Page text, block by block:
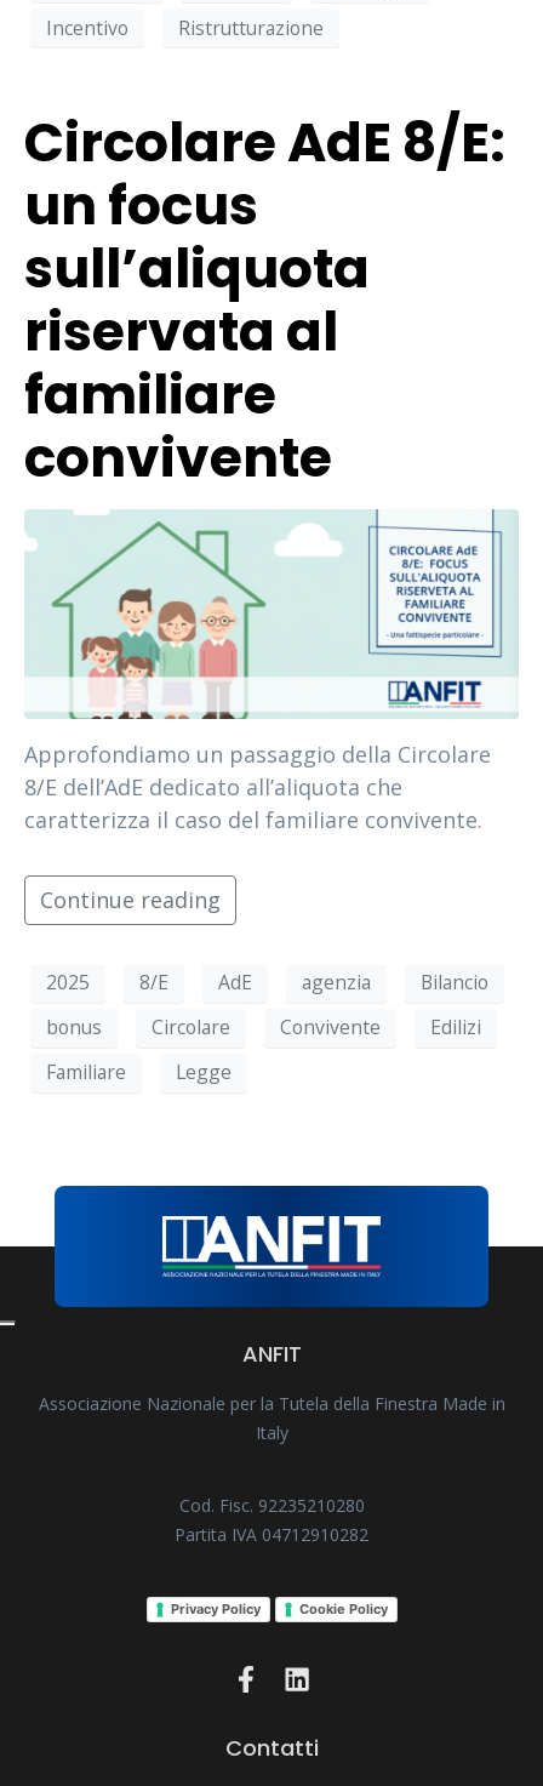
Incentivo
Ristrutturazione
Circolare AdE 8/E:
un focus
sull’aliquota
riservata al
familiare
convivente
Approfondiamo un passaggio della Circolare
8/E dell’AdE dedicato all’aliquota che
caratterizza il caso del familiare convivente.
Continue reading
2025 8/E AdE agenzia
Bilancio
bonus
Circolare Convivente
Edilizi
Familiare
Legge
ANFIT
Associazione Nazionale per la Tutela della Finestra Made in
Italy
Cod. Fisc. 92235210280
Partita IVA 04712910282
Privacy Policy Cookie Policy
Contatti